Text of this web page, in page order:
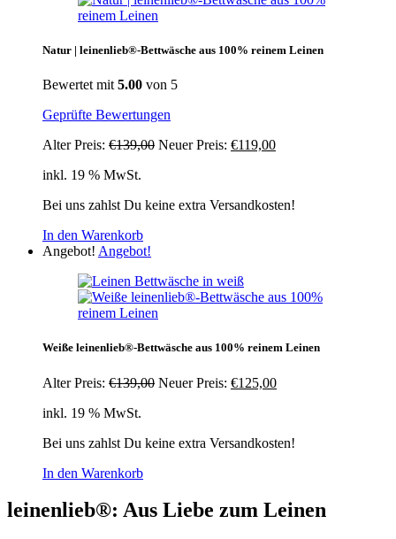
Natur | leinenlieb®-Bettwäsche aus 100% reinem Leinen
Bewertet mit 5.00 von 5
Geprüfte Bewertungen
Alter Preis: €139,00 Ursprünglicher
Neuer Preis: €119,00Aktueller
inkl. 19 % MwSt.
Bei uns zahlst Du keine extra Versandkosten!
In den Warenkorb
Angebot! Angebot!
Weiße leinenlieb®-Bettwäsche aus 100% reinem Leinen
Alter Preis: €139,00 Ursprünglicher
Neuer Preis: €125,00Aktueller
inkl. 19 % MwSt.
Bei uns zahlst Du keine extra Versandkosten!
In den Warenkorb
leinenlieb®: Aus Liebe zum Leinen